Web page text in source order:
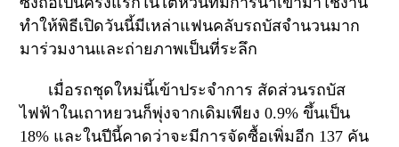
ทำให้พิธีเปิดวันนี้มีเหล่าแฟนคลับรถบัสจำนวนมาก
มาร่วมงานและถ่ายภาพเป็นที่ระลึก
เมื่อรถชุดใหม่นี้เข้าประจำการ สัดส่วนรถบัส
ไฟฟ้าในเถาหยวนก็พุ่งจากเดิมเพียง0.9% ขึ้นเป็น
18% และในปีนี้คาดว่าจะมีการจัดซื้อเพิ่มอีก 137 คัน